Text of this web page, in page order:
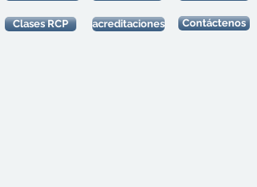
Clases RCP acreditaciones Contáctenos